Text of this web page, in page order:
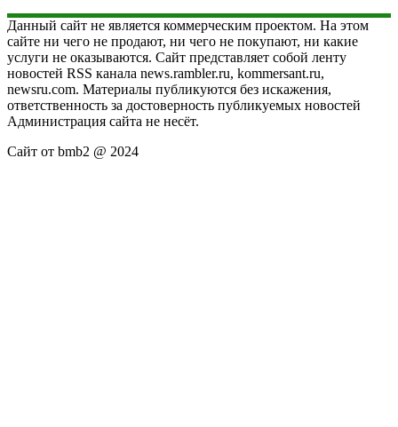
Данный сайт не является коммерческим проектом. На этом
сайте ни чего не продают, ни чего не покупают, ни какие
услуги не оказываются. Сайт представляет собой ленту
новостей RSS канала news.rambler.ru, kommersant.ru,
newsru.com. Материалы публикуются без искажения,
ответственность за достоверность публикуемых новостей
Администрация сайта не несёт.
Сайт от bmb2 @ 2024